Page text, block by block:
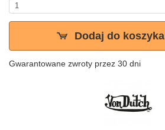
Dodaj do koszyka
Gwarantowane zwroty przez 30 dni